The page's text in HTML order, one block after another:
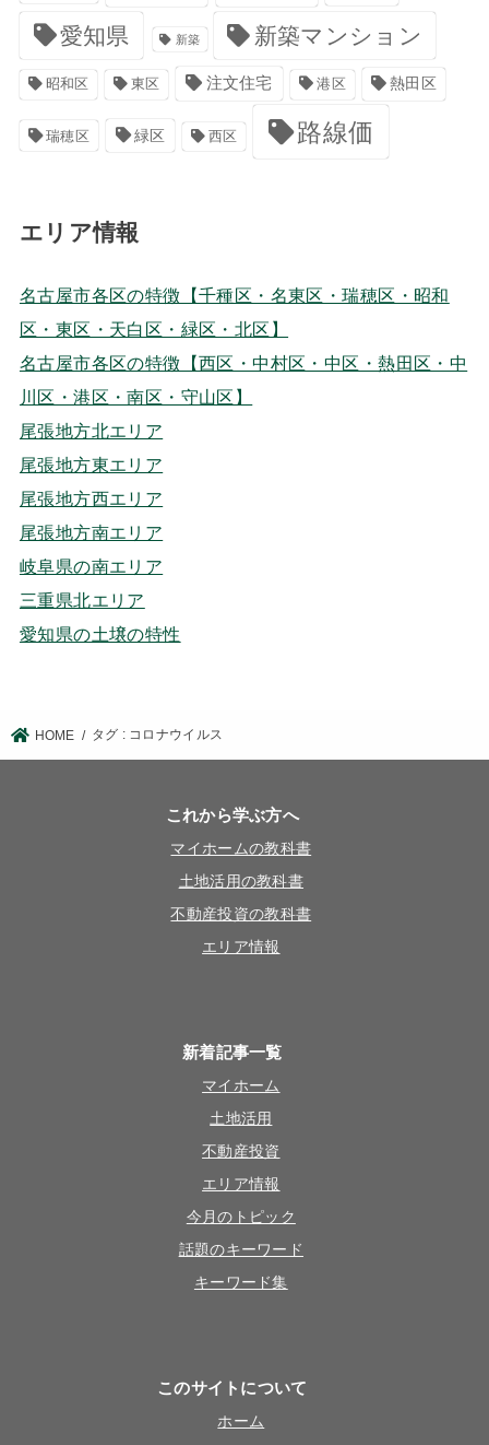
愛知県 新築 新築マンション
昭和区 東区 注文住宅 港区 熱田区
瑞穂区 緑区 西区 路線価
エリア情報
名古屋市各区の特徴【千種区・名東区・瑞穂区・昭和
区・東区・天白区・緑区・北区】
名古屋市各区の特徴【西区・中村区・中区・熱田区・中
川区・港区・南区・守山区】
尾張地方北エリア
尾張地方東エリア
尾張地方西エリア
尾張地方南エリア
岐阜県の南エリア
三重県北エリア
愛知県の土壌の特性
HOME タグ : コロナウイルス
これから学ぶ方へ
マイホームの教科書
土地活用の教科書
不動産投資の教科書
エリア情報
新着記事一覧
マイホーム
土地活用
不動産投資
エリア情報
今月のトピック
話題のキーワード
キーワード集
このサイトについて
ホーム